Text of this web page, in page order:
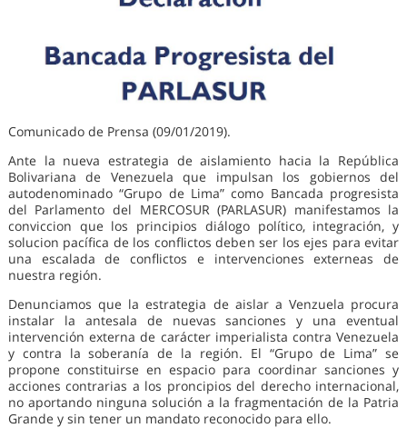
Comunicado de Prensa (09/01/2019).
Ante la nueva estrategia de aislamiento hacia la República
Bolivariana de Venezuela que impulsan los gobiernos del
autodenominado “Grupo de Lima” como Bancada progresista
del Parlamento del MERCOSUR (PARLASUR) manifestamos la
conviccion que los principios diálogo político, integración, y
solucion pacífica de los conflictos deben ser los ejes para evitar
una escalada de conflictos e intervenciones externeas de
nuestra región.
Denunciamos que la estrategia de aislar a Venzuela procura
instalar la antesala de nuevas sanciones y una eventual
intervención externa de carácter imperialista contra Venezuela
y contra la soberanía de la región. El “Grupo de Lima” se
propone constituirse en espacio para coordinar sanciones y
acciones contrarias a los proncipios del derecho internacional,
no aportando ninguna solución a la fragmentación de la Patria
Grande y sin tener un mandato reconocido para ello.